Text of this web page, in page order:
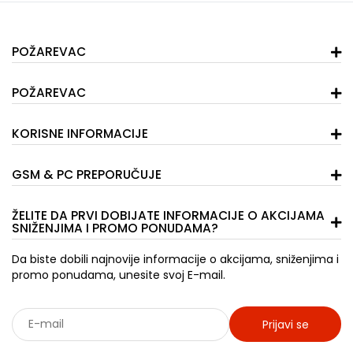
POŽAREVAC
POŽAREVAC
KORISNE INFORMACIJE
GSM & PC PREPORUČUJE
ŽELITE DA PRVI DOBIJATE INFORMACIJE O AKCIJAMA
SNIŽENJIMA I PROMO PONUDAMA?
Da biste dobili najnovije informacije o akcijama, sniženjima i
promo ponudama, unesite svoj E-mail.
Prijavi se